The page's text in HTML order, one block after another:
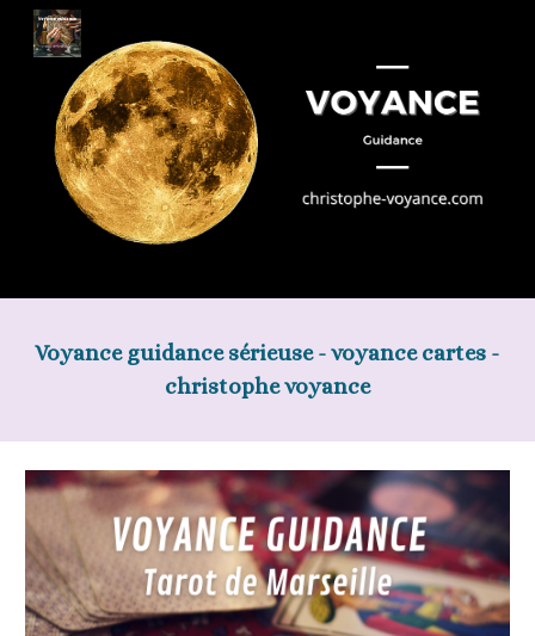
Skip to main content
Voyance guidance sérieuse - voyance cartes -
christophe voyance